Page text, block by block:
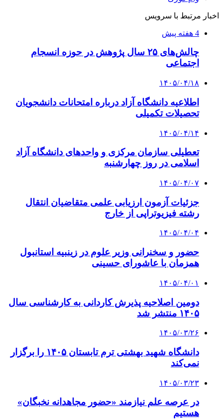
اخبار مرتبط با سرویس
4 هفته پیش
چالش‌های ۲۵ سال پژوهش در حوزه انسجام
اجتماعی
۱۴۰۵/۰۴/۱۸
اطلاعیه دانشگاه آزاد درباره امتحانات دانشجویان
تحصیلات تکمیلی
۱۴۰۵/۰۴/۱۴
تعطیلی سازمان مرکزی و واحدهای دانشگاه آزاد
اسلامی در روز چهارشنبه
۱۴۰۵/۰۴/۰۷
جزئیات آزمون ارزیابی علمی متقاضیان انتقال
رشته فیزیوتراپی از خارج
۱۴۰۵/۰۴/۰۴
حضور و سخنرانی وزیر علوم در زینبیه استانبول
همزمان با عاشورای حسینی
۱۴۰۵/۰۴/۰۱
دومین اصلاحیه پذیرش کاردانی به کارشناسی‌ سال
۱۴۰۵ منتشر شد
۱۴۰۵/۰۳/۲۶
دانشگاه شهید بهشتی ترم تابستان ۱۴۰۵ را برگزار
نمی‌کند
۱۴۰۵/۰۳/۲۳
در عرصه علم نیازمند «حضور مجاهدانه نخبگان»
هستیم